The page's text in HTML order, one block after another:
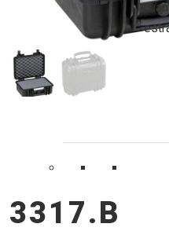
3317.B